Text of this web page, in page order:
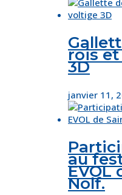
rois
3D
janvier 11,
au
EVOL
Nolf.